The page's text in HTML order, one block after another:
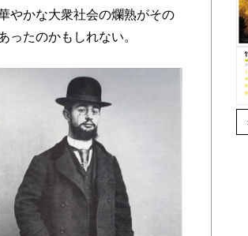
やかな大衆社会の爛熟がその
ったのかもしれない。